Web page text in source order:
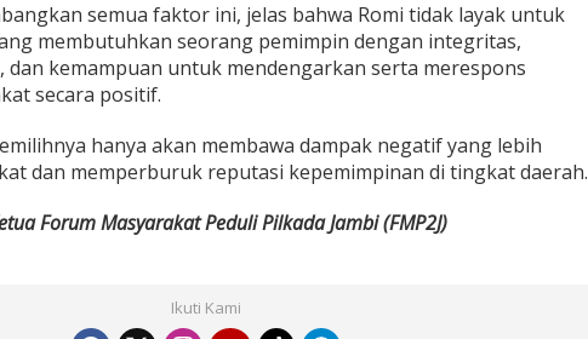
semua faktor ini, jelas bahwa Romi tidak layak untuk
membutuhkan seorang pemimpin dengan integritas,
dan kemampuan untuk mendengarkan serta merespons
secara positif.
hanya akan membawa dampak negatif yang lebih
dan memperburuk reputasi kepemimpinan di tingkat daerah.
Forum Masyarakat Peduli Pilkada Jambi (FMP2J)
Ikuti Kami